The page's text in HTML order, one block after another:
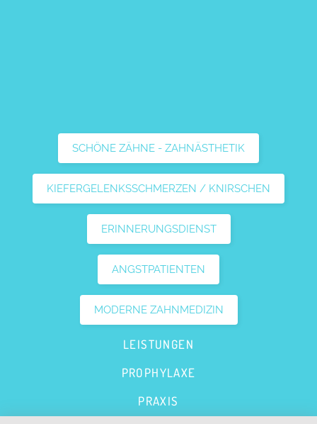
LEISTUNGEN
PROPHYLAXE
PRAXIS
SCHÖNE ZÄHNE - ZAHNÄSTHETIK
KIEFERGELENKSSCHMERZEN / KNIRSCHEN
ERINNERUNGSDIENST
ANGSTPATIENTEN
MODERNE ZAHNMEDIZIN